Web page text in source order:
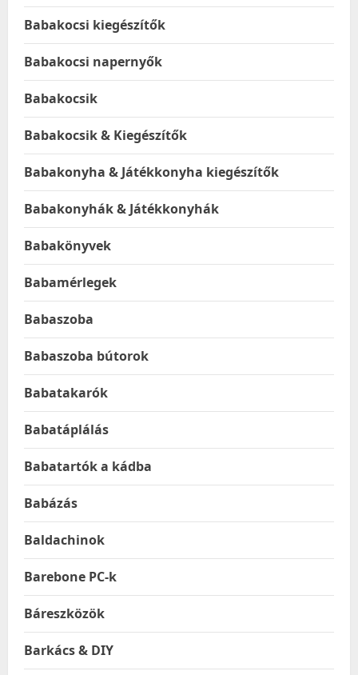
Babakocsi kiegészítők
Babakocsi napernyők
Babakocsik
Babakocsik & Kiegészítők
Babakonyha & Játékkonyha kiegészítők
Babakonyhák & Játékkonyhák
Babakönyvek
Babamérlegek
Babaszoba
Babaszoba bútorok
Babatakarók
Babatáplálás
Babatartók a kádba
Babázás
Baldachinok
Barebone PC-k
Báreszközök
Barkács & DIY